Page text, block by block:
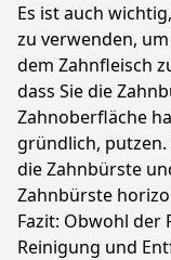
Es ist auch
zu verwenden,
dem Zahnfleisch
dass Sie die
Zahnoberfläche
gründlich, putzen.
die Zahnbürste
Zahnbürste
Fazit: Obwohl der
Reinigung und